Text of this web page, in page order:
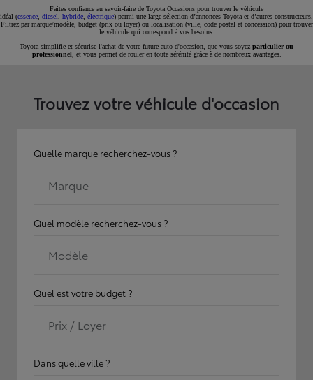
Faites confiance au savoir-faire de Toyota Occasions pour trouver le véhicule
idéal (essence diesel hybride électrique) parmi une large sélection d’annonces Toyota et d’autres constructeurs.
Filtrez par marque/modèle, budget (prix ou loyer) ou localisation (ville, code postal et concession) pour trouver
le véhicule qui correspond à vos besoins.
Toyota simplifie et sécurise l'achat de votre future auto d'occasion, que vous soyez particulier ou
professionnel , et vous permet de rouler en toute sérénité grâce à de nombreux avantages.
Trouvez votre véhicule d'occasion
Quelle marque recherchez-vous ?
Marque
Quel modèle recherchez-vous ?
Modèle
Quel est votre budget ?
Prix / Loyer
Dans quelle ville ?